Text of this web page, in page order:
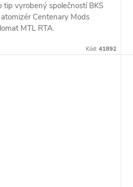
tip vyrobený společností BKS
Centenary Mods
MTL RTA.
Kód:41892